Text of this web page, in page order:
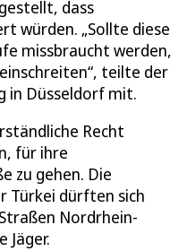
dass
würden. „Sollte diese
missbraucht werden,
teilte der
in Düsseldorf mit.
Recht
für ihre
zu gehen. Die
Türkei dürften sich
Nordrhein-
Jäger.